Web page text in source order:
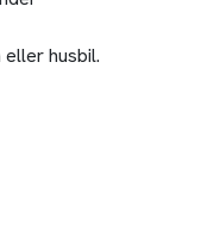
husbil.